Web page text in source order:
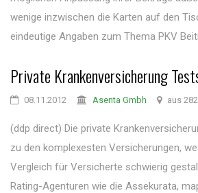
wenige inzwischen die Karten auf den
eindeutige Angaben zum Thema PKV
Private Krankenversicherung
08.11.2012 Asenta Gmbh aus
(ddp direct) Die private
zu den komplexesten Versicherungen,
Vergleich für Versicherte schwierig
Rating-Agenturen wie die Assekurata,